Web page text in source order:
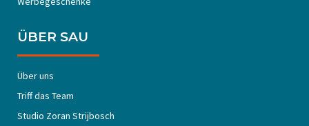
ÜBER SAU
Über uns
Triff das Team
Studio Zoran Strijbosch